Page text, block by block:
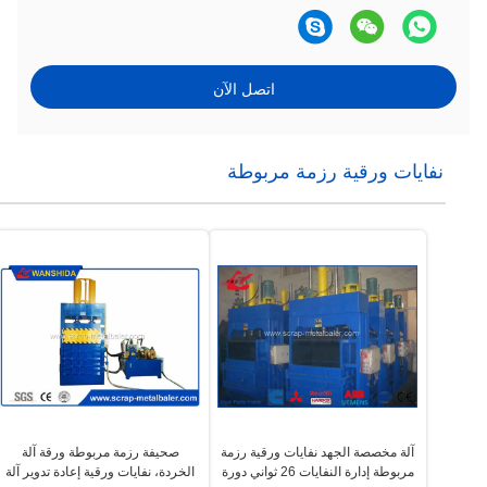
اتصل الآن
نفايات ورقية رزمة مربوطة
آلة مخصصة الجهد نفايات ورقية رزمة
مربوطة إدارة النفايات 26 ثواني دورة
صحيفة رزمة مربوطة ورقة آلة
الخردة، نفايات ورقية إعادة تدوير آلة